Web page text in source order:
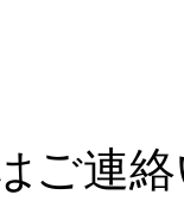
ご連